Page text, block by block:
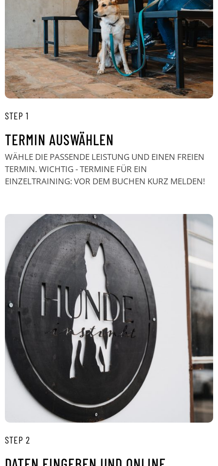
STEP 1
TERMIN AUSWÄHLEN
WÄHLE DIE PASSENDE LEISTUNG UND EINEN FREIEN
TERMIN. WICHTIG - TERMINE FÜR EIN
EINZELTRAINING: VOR DEM BUCHEN KURZ MELDEN!
STEP 2